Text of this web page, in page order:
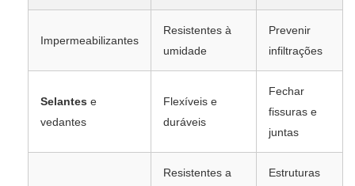
Impermeabilizantes
Resistentes à
umidade
Prevenir
infiltrações
Selantes e
vedantes
Flexíveis e
duráveis
Fechar
fissuras e
juntas
Resistentes a
Estruturas